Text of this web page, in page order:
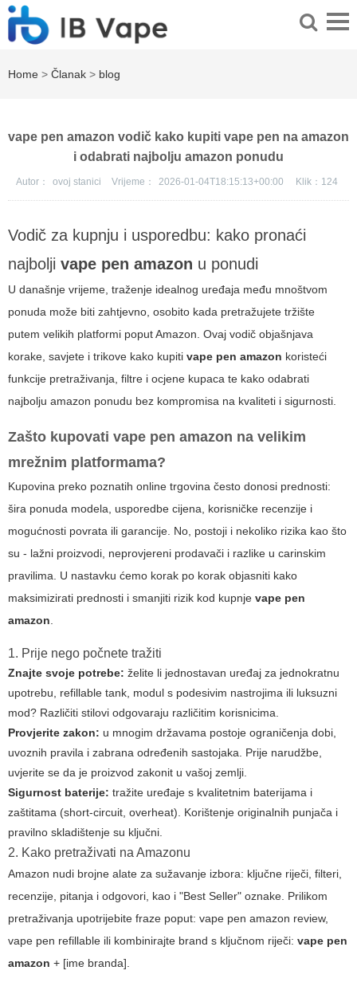
Home > Članak > blog
vape pen amazon vodič kako kupiti vape pen na amazon
i odabrati najbolju amazon ponudu
Autor： ovoj stanici Vrijeme： 2026-01-04T18:15:13+00:00 Klik： 124
Vodič za kupnju i usporedbu: kako pronaći
najbolji vape pen amazon u ponudi
U današnje vrijeme, traženje idealnog uređaja među mnoštvom
ponuda može biti zahtjevno, osobito kada pretražujete tržište
putem velikih platformi poput Amazon. Ovaj vodič objašnjava
korake, savjete i trikove kako kupiti vape pen amazon koristeći
funkcije pretraživanja, filtre i ocjene kupaca te kako odabrati
najbolju amazon ponudu bez kompromisa na kvaliteti i sigurnosti.
Zašto kupovati vape pen amazon na velikim
mrežnim platformama?
Kupovina preko poznatih online trgovina često donosi prednosti:
šira ponuda modela, usporedbe cijena, korisničke recenzije i
mogućnosti povrata ili garancije. No, postoji i nekoliko rizika kao što
su - lažni proizvodi, neprovjereni prodavači i razlike u carinskim
pravilima. U nastavku ćemo korak po korak objasniti kako
maksimizirati prednosti i smanjiti rizik kod kupnje vape pen
amazon.
1. Prije nego počnete tražiti
Znajte svoje potrebe: želite li jednostavan uređaj za jednokratnu
upotrebu, refillable tank, modul s podesivim nastrojima ili luksuzni
mod? Različiti stilovi odgovaraju različitim korisnicima.
Provjerite zakon: u mnogim državama postoje ograničenja dobi,
uvoznih pravila i zabrana određenih sastojaka. Prije narudžbe,
uvjerite se da je proizvod zakonit u vašoj zemlji.
Sigurnost baterije: tražite uređaje s kvalitetnim baterijama i
zaštitama (short-circuit, overheat). Korištenje originalnih punjača i
pravilno skladištenje su ključni.
2. Kako pretraživati na Amazonu
Amazon nudi brojne alate za sužavanje izbora: ključne riječi, filteri,
recenzije, pitanja i odgovori, kao i "Best Seller" oznake. Prilikom
pretraživanja upotrijebite fraze poput: vape pen amazon review,
vape pen refillable ili kombinirajte brand s ključnom riječi: vape pen
amazon + [ime branda].